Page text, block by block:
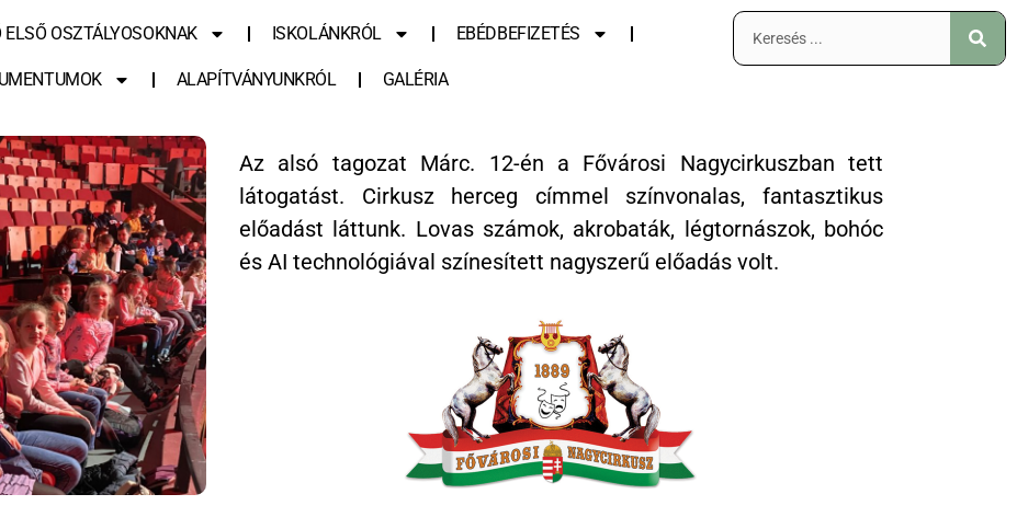
ELSŐ OSZTÁLYOSOKNAK ISKOLÁNKRÓL EBÉDBEFIZETÉS
ALAPÍTVÁNYUNKRÓL GALÉRIA
Az alsó tagozat Márc. 12-én a Fővárosi Nagycirkuszban tett
látogatást. Cirkusz herceg címmel színvonalas, fantasztikus
előadást láttunk. Lovas számok, akrobaták, légtornászok, bohóc
és AI technológiával színesített nagyszerű előadás volt.